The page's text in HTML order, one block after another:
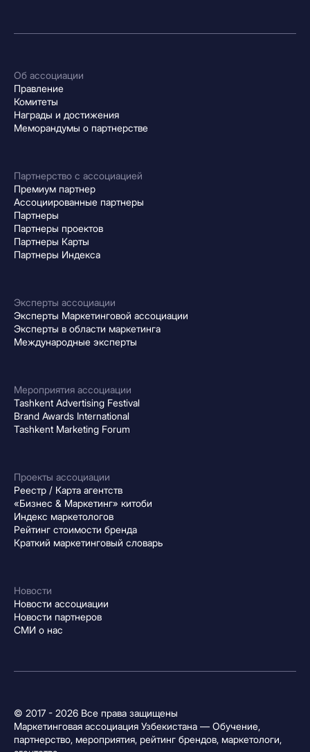
Об ассоциации
Правление
Комитеты
Награды и достижения
Меморандумы о партнерстве
Партнерство с ассоциацией
Премиум партнер
Ассоциированные партнеры
Партнеры
Партнеры проектов
Партнеры Карты
Партнеры Индекса
Эксперты ассоциации
Эксперты Маркетинговой ассоциации
Эксперты в области маркетинга
Международные эксперты
Мероприятия ассоциации
Tashkent Advertising Festival
Brand Awards International
Tashkent Marketing Forum
Проекты ассоциации
Реестр / Карта агентств
«Бизнес & Маркетинг» китоби
Индекс маркетологов
Рейтинг стоимости бренда
Краткий маркетинговый словарь
Новости
Новости ассоциации
Новости партнеров
СМИ о нас
© 2017 - 2026 Все права защищены
Маркетинговая ассоциация Узбекистана — Обучение,
партнерство, мероприятия, рейтинг брендов, маркетологи,